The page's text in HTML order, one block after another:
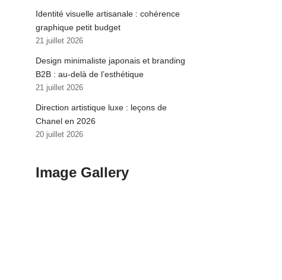
Identité visuelle artisanale : cohérence
graphique petit budget
21 juillet 2026
Design minimaliste japonais et branding
B2B : au-delà de l’esthétique
21 juillet 2026
Direction artistique luxe : leçons de
Chanel en 2026
20 juillet 2026
Image Gallery